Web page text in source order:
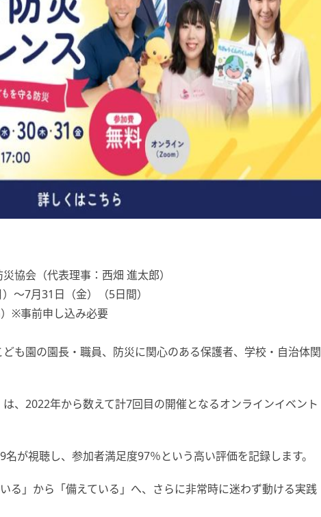
協会（代表理事：西畑 進太郎）
〜7月31日（金）（5日間）
※事前申し込み必要
も園の園長・職員、防災に関心のある保護者、学校・自治体関
は、2022年から数えて計7回目の開催となるオンラインイベント
が視聴し、参加者満足度97％という高い評価を記録します。
る」から「備えている」へ、さらに非常時に迷わず動ける実践